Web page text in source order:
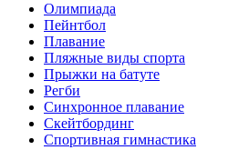
Олимпиада
Пейнтбол
Плавание
Пляжные виды спорта
Прыжки на батуте
Регби
Синхронное плавание
Скейтбординг
Спортивная гимнастика